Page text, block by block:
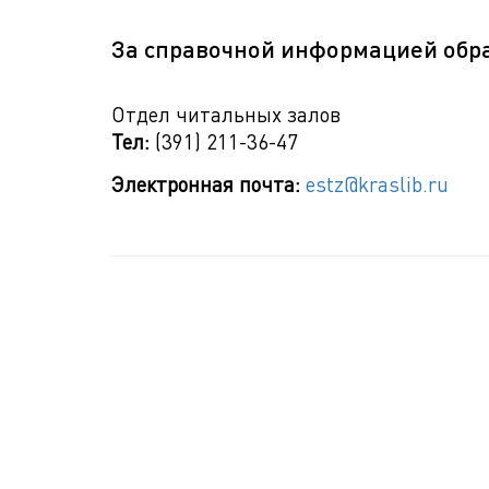
За справочной информацией
Отдел читальных залов
Тел: (391) 211-36-47
Электронная почта: estz@kraslib.ru